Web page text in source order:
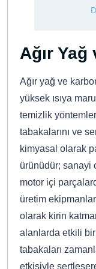
Ağır
Ağır yağ ve
yüksek ısıya
temizlik
tabakalarını ve
kimyasal olarak
ürünüdür; sanayi
motor içi
üretim
olarak kirin
alanlarda etkili
tabakaları
etkisiyle